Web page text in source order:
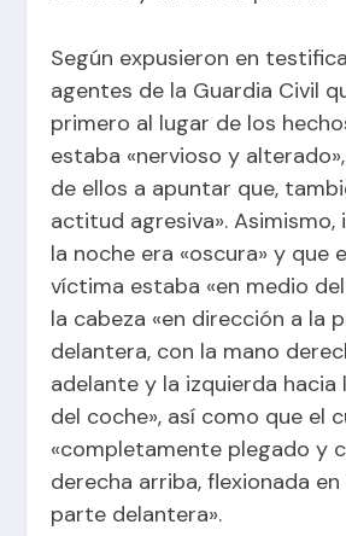
Según expusieron en
agentes de la Guardia Civil
primero al lugar de los
estaba «nervioso y
de ellos a apuntar que,
actitud agresiva». Asimismo,
la noche era «oscura» y que
víctima estaba «en medio
la cabeza «en dirección a la
delantera, con la mano
adelante y la izquierda hacia
del coche», así como que el
«completamente plegado y
derecha arriba, flexionada en
parte delantera».